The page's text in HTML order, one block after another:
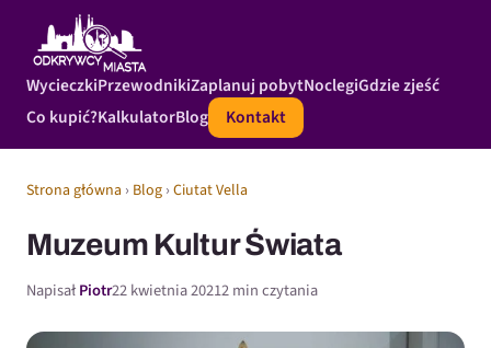
WycieczkiPrzewodnikiZaplanuj pobytNoclegiGdzie zjeść
Co kupić?KalkulatorBlog Kontakt
Strona główna › Blog ›Ciutat Vella
Muzeum Kultur Świata
NapisałPiotr22 kwietnia 20212 min czytania